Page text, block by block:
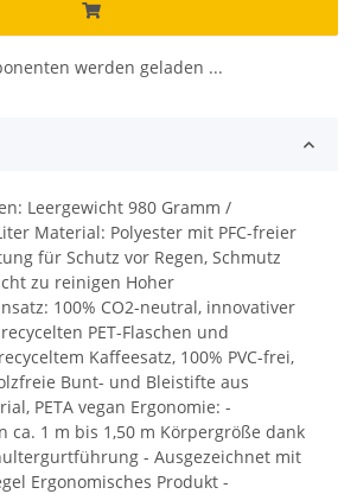
werden geladen ...
Leergewicht 980 Gramm /
Material: Polyester mit PFC-freier
für Schutz vor Regen, Schmutz
zu reinigen Hoher
100% CO2-neutral, innovativer
PET-Flaschen und
Kaffeesatz, 100% PVC-frei,
Bunt- und Bleistifte aus
PETA vegan Ergonomie: -
ca. 1 m bis 1,50 m Körpergröße dank
- Ausgezeichnet mit
Ergonomisches Produkt -